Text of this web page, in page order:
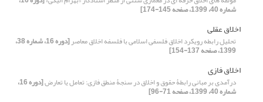
شماره 40، 1399، صفحه 145-174]
اخلاق عقلی
تحلیل رابطه رویکرد اخلاق فلسفی اسلامی با فلسفه اخلاق معاصر [دوره 16، شماره 38،
1399، صفحه 137-154]
اخلاق فازی
درآمدی بر مبانی رابطۀ حقوق و اخلاق در سنجۀ منطق ‌فازی: تعامل یا تعارض [دوره 16،
شماره 40، 1399، صفحه 71-96]